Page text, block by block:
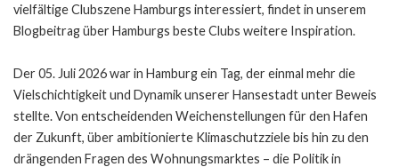
vielfältige Clubszene Hamburgs interessiert, findet in unserem
Blogbeitrag überHamburgs beste Clubs weitere Inspiration.
Der 05. Juli 2026 war in Hamburg ein Tag, der einmal mehr die
Vielschichtigkeit und Dynamik unserer Hansestadt unter Beweis
stellte. Von entscheidenden Weichenstellungen für den Hafen
der Zukunft, über ambitionierte Klimaschutzziele bis hin zu den
drängenden Fragen des Wohnungsmarktes – die Politik in